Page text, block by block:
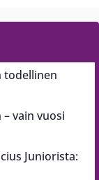
todellinen
vain vuosi
Juniorista: